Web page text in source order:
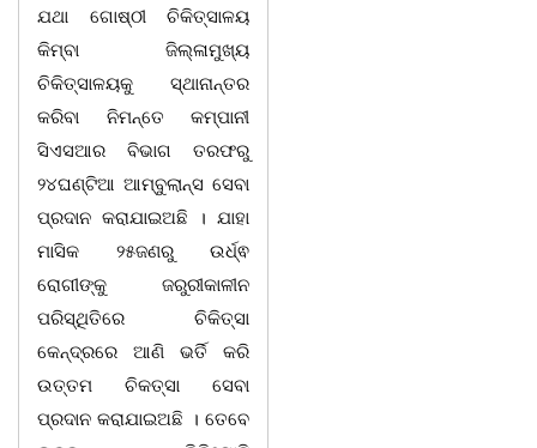
ଯଥା ଗୋଷ୍ଠୀ ଚିକିତ୍ସାଳୟ
କିମ୍ବା ଜିଲ୍ଳାମୁଖ୍ୟ
ଚିକିତ୍ସାଳୟକୁ ସ୍ଥାନାନ୍ତର
କରିବା ନିମନ୍ତେ କମ୍ପାନୀ
ସିଏସଆର ବିଭାଗ ତରଫରୁ
୨୪ଘଣ୍ଟିଆ ଆମ୍ବୁଲାନ୍ସ ସେବା
ପ୍ରଦାନ କରାଯାଇଅଛି । ଯାହା
ମାସିକ ୨୫ଜଣରୁ ଉର୍ଧ୍ଵ
ରୋଗୀଙ୍କୁ ଜରୁରୀକାଳୀନ
ପରିସ୍ଥିତିରେ ଚିକିତ୍ସା
କେନ୍ଦ୍ରରେ ଆଣି ଭର୍ତି କରି
ଉତ୍ତମ ଚିକତ୍ସା ସେବା
ପ୍ରଦାନ କରାଯାଇଅଛି । ତେବେ